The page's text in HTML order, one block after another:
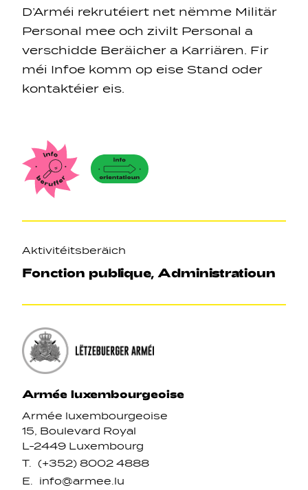
D’Arméi rekrutéiert net nëmme Militär
Personal mee och zivilt Personal a
verschidde Beräicher a Karriären. Fir
méi Infoe komm op eise Stand oder
kontaktéier eis.
Axen
Aktivitéitsberäich
Fonction publique, Administratioun
Armée luxembourgeoise
Armée luxembourgeoise
15, Boulevard Royal
L-2449 Luxembourg
T.
(+352) 8002 4888
E.
info@armee.lu